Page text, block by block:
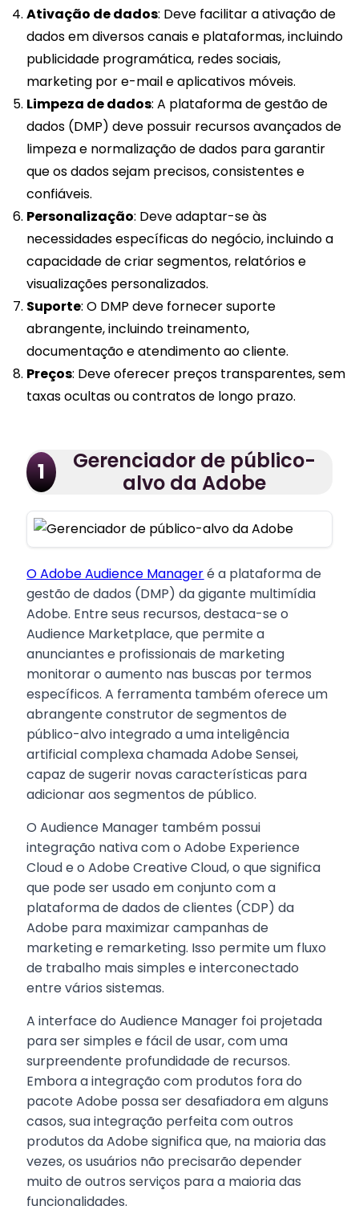
Ativação de dados: Deve facilitar a ativação de
dados em diversos canais e plataformas, incluindo
publicidade programática, redes sociais,
marketing por e-mail e aplicativos móveis.
Limpeza de dados: A plataforma de gestão de
dados (DMP) deve possuir recursos avançados de
limpeza e normalização de dados para garantir
que os dados sejam precisos, consistentes e
confiáveis.
Personalização: Deve adaptar-se às
necessidades específicas do negócio, incluindo a
capacidade de criar segmentos, relatórios e
visualizações personalizados.
Suporte: O DMP deve fornecer suporte
abrangente, incluindo treinamento,
documentação e atendimento ao cliente.
Preços: Deve oferecer preços transparentes, sem
taxas ocultas ou contratos de longo prazo.
1
Gerenciador de público-
alvo da Adobe
O Adobe Audience Manageré a plataforma de
gestão de dados (DMP) da gigante multimídia
Adobe. Entre seus recursos, destaca-se o
Audience Marketplace, que permite a
anunciantes e profissionais de marketing
monitorar o aumento nas buscas por termos
específicos. A ferramenta também oferece um
abrangente construtor de segmentos de
público-alvo integrado a uma inteligência
artificial complexa chamada Adobe Sensei,
capaz de sugerir novas características para
adicionar aos segmentos de público.
O Audience Manager também possui
integração nativa com o Adobe Experience
Cloud e o Adobe Creative Cloud, o que significa
que pode ser usado em conjunto com a
plataforma de dados de clientes (CDP) da
Adobe para maximizar campanhas de
marketing e remarketing. Isso permite um fluxo
de trabalho mais simples e interconectado
entre vários sistemas.
A interface do Audience Manager foi projetada
para ser simples e fácil de usar, com uma
surpreendente profundidade de recursos.
Embora a integração com produtos fora do
pacote Adobe possa ser desafiadora em alguns
casos, sua integração perfeita com outros
produtos da Adobe significa que, na maioria das
vezes, os usuários não precisarão depender
muito de outros serviços para a maioria das
funcionalidades.